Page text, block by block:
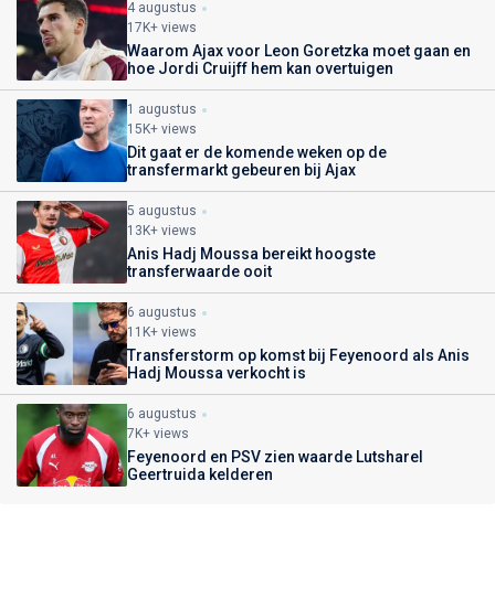
4 augustus
17K+ views
Waarom Ajax voor Leon Goretzka moet gaan en
hoe Jordi Cruijff hem kan overtuigen
1 augustus
15K+ views
Dit gaat er de komende weken op de
transfermarkt gebeuren bij Ajax
5 augustus
13K+ views
Anis Hadj Moussa bereikt hoogste
transferwaarde ooit
6 augustus
11K+ views
Transferstorm op komst bij Feyenoord als Anis
Hadj Moussa verkocht is
6 augustus
7K+ views
Feyenoord en PSV zien waarde Lutsharel
Geertruida kelderen